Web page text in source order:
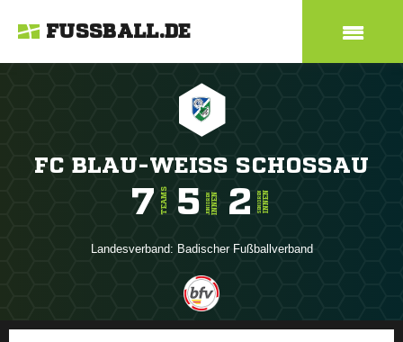
FUSSBALL.DE
FC BLAU-WEISS SCHOSSAU
7 TEAMS 5 JUNIORENINNEN 2 SENIORENINNEN
Landesverband: Badischer Fußballverband
ANZEIGE